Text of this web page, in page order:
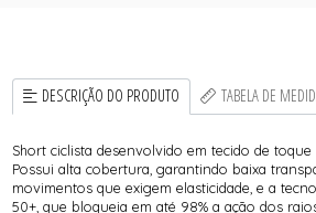
DESCRIÇÃO DO PRODUTO TABELA DE
Short ciclista desenvolvido em tecido de toque
Possui alta cobertura, garantindo baixa
movimentos que exigem elasticidade, e a
50+, que bloqueia em até 98% a ação dos